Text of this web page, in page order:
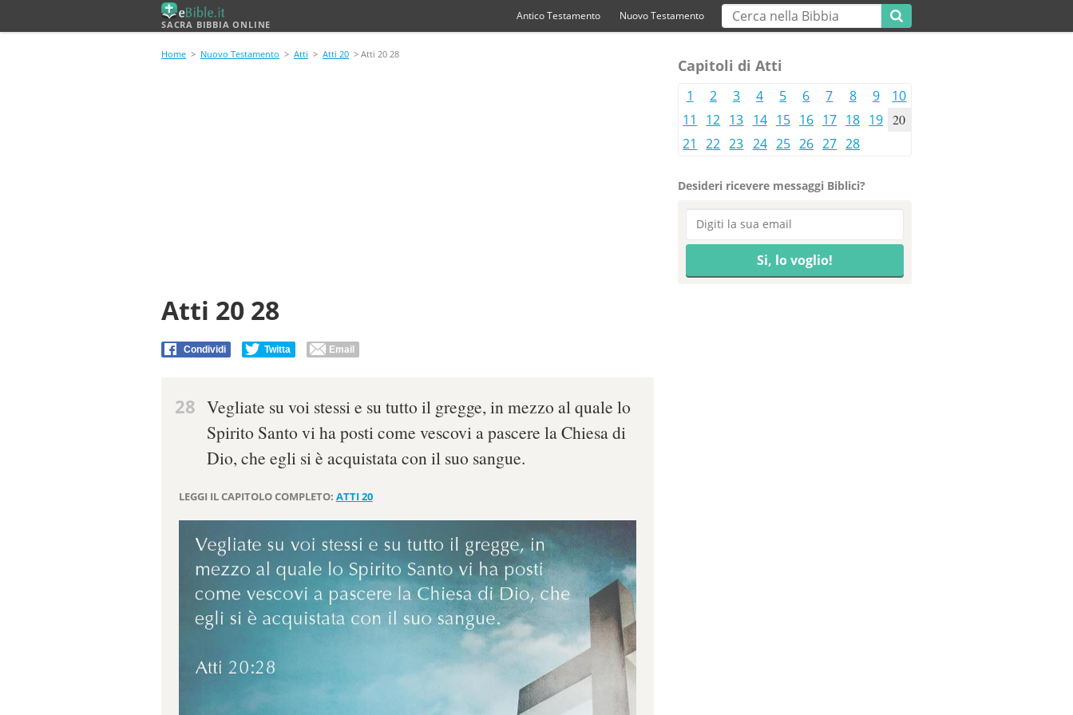
SACRA BIBBIA ONLINE
Antico Testamento Nuovo Testamento
Home > Nuovo Testamento > Atti > Atti 20 > Atti 20 28
Atti 20 28
Condividi Twitta Email
28 Vegliate su voi stessi e su tutto il gregge, in mezzo al quale lo
Spirito Santo vi ha posti come vescovi a pascere la Chiesa di
Dio, che egli si è acquistata con il suo sangue.
LEGGI IL CAPITOLO COMPLETO: ATTI 20
Capitoli di Atti
1 2 3 4 5 6 7 8 9
10
11
12 13 14 15 16 17 18 19 20
21 22 23 24 25 26 27 28
Desideri ricevere messaggi Biblici?